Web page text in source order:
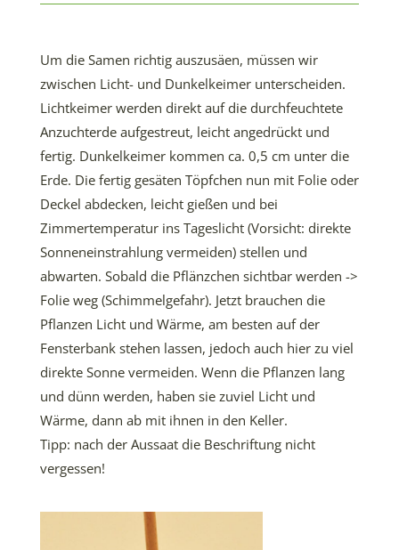
Um die Samen richtig auszusäen, müssen wir
zwischen Licht- und Dunkelkeimer unterscheiden.
Lichtkeimer werden direkt auf die durchfeuchtete
Anzuchterde aufgestreut, leicht angedrückt und
fertig. Dunkelkeimer kommen ca. 0,5 cm unter die
Erde. Die fertig gesäten Töpfchen nun mit Folie oder
Deckel abdecken, leicht gießen und bei
Zimmertemperatur ins Tageslicht (Vorsicht: direkte
Sonneneinstrahlung vermeiden) stellen und
abwarten. Sobald die Pflänzchen sichtbar werden ->
Folie weg (Schimmelgefahr). Jetzt brauchen die
Pflanzen Licht und Wärme, am besten auf der
Fensterbank stehen lassen, jedoch auch hier zu viel
direkte Sonne vermeiden. Wenn die Pflanzen lang
und dünn werden, haben sie zuviel Licht und
Wärme, dann ab mit ihnen in den Keller.
Tipp: nach der Aussaat die Beschriftung nicht
vergessen!